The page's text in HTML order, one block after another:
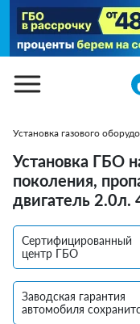
Установка газового
Установка ГБО
поколения,
двигатель 2.0л.
Сертифицированный
центр ГБО
Заводская гарантия
автомобиля